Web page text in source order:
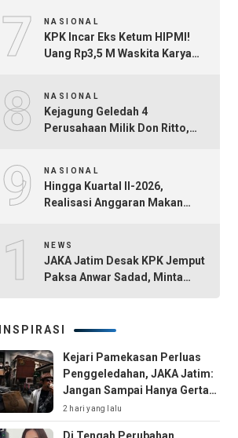
7 NASIONAL
KPK Incar Eks Ketum HIPMI!
Uang Rp3,5 M Waskita Karya
8 NASIONAL
Kejagung Geledah 4
Perusahaan Milik Don Ritto,
9 NASIONAL
Hingga Kuartal II-2026,
Realisasi Anggaran Makan
10
NEWS
JAKA Jatim Desak KPK Jemput
Paksa Anwar Sadad, Minta
INSPIRASI
Kejari Pamekasan Perluas
Penggeledahan, JAKA Jatim:
Jangan Sampai Hanya Gertak
Sambal!
2 hari yang lalu
Di Tengah Perubahan